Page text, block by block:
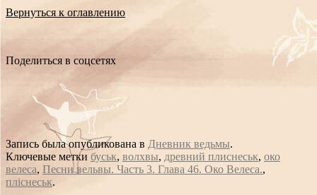
Вернуться к оглавлению
Поделиться в соцсетях
Запись была опубликована в Дневник ведьмы.
Ключевые метки буськ, волхвы, древний плиснеськ, око
велеса, Песни вельвы. Часть 3. Глава 46. Око Велеса.,
пліснеськ.